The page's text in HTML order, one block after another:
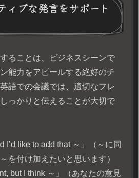
ィブな発言をサポート
ることは、ビジネスシーンで
能力をアピールする絶好のチ
語での会議では、適切なフレ
っかりと伝えることが大切で
I’d like to add that ～」（～に同
を付け加えたいと思います）
but I think ～」（あなたの意見